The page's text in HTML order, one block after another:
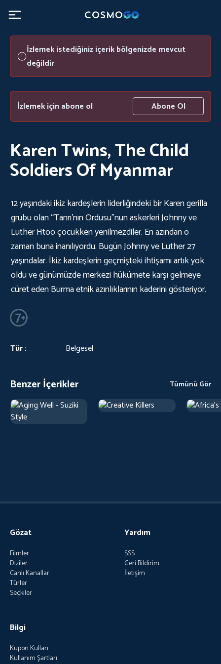
İzlemek istediğiniz içerik bölgenizde mevcut
değildir
İzlemek için abone ol Abone Ol
Karen Twins, The Child
Soldiers Of Myanmar
12 yaşındaki ikiz kardeşlerin liderliğindeki bir Karen gerilla
grubu olan “Tanrı'nın Ordusu”nun askerleri Johnny ve
Luther Htoo çocukken yenilmezdiler. En azından o
zaman buna inanılıyordu. Bugün Johnny ve Luther 27
yaşındalar. İkiz kardeşlerin geçmişteki ihtişamı artık yok
oldu ve günümüzde merkezi hükümete karşı gelmeye
cüret eden Burma etnik azınlıklarının kaderini gösteriyor.
Tür : Belgesel
Benzer İçerikler Tümünü Gör
Gözat
Filmler
Diziler
Canlı Kanallar
Türler
Seçkiler
Yardım
SSS
Geri Bildirim
İletişim
Bilgi
Kupon Kullan
Kullanım Şartları